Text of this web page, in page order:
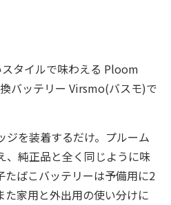
タイルで味わえる Ploom
バッテリー Virsmo(バスモ)で
を装着するだけ。プルーム
、純正品と全く同じように味
たばこバッテリーは予備用に2
た家用と外出用の使い分けに